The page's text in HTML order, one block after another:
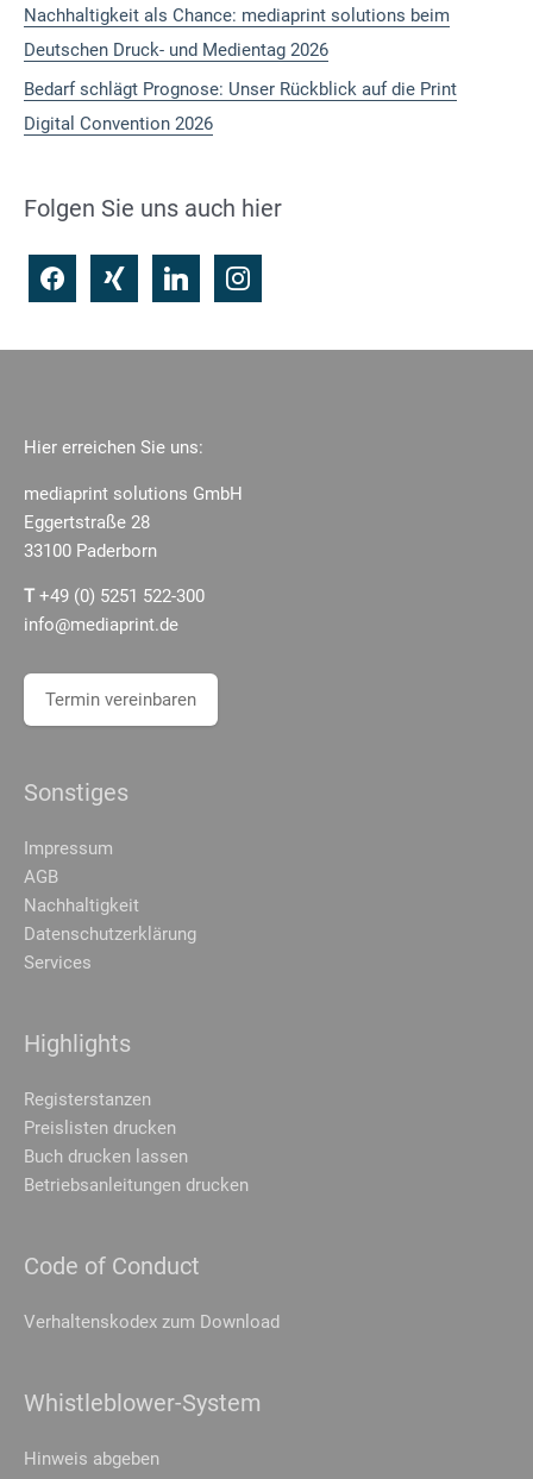
a
c
h
:
Nachhaltigkeit als Chance: mediaprint solutions beim
Deutschen Druck- und Medientag 2026
Bedarf schlägt Prognose: Unser Rückblick auf die Print
Digital Convention 2026
Folgen Sie uns auch hier
a
o
k
i
i
d
n
Hier erreichen Sie uns:
mediaprint solutions GmbH
Eggertstraße 28
33100 Paderborn
T +49 (0) 5251 522-300
info@mediaprint.de
Termin vereinbaren
Sonstiges
Impressum
AGB
Nachhaltigkeit
Datenschutzerklärung
Services
Highlights
Registerstanzen
Preislisten drucken
Buch drucken lassen
Betriebsanleitungen drucken
Code of Conduct
Verhaltenskodex zum Download
Whistleblower-System
Hinweis abgeben